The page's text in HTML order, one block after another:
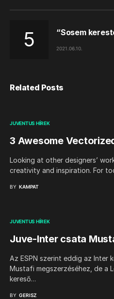
“Sosem
2021.06.10.
Related Posts
JUVENTUS HÍREK
3 Awesome
Looking at other designers’
creativity and inspiration. For
BY KAMPAT
JUVENTUS HÍREK
Juve-Inter csata
Az ESPN szerint eddig az Inter
Mustafi megszerzéséhez, de a
kereső…
BY GERISZ